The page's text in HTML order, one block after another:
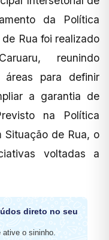
da Política
Rua foi realizado
reunindo
áreas para definir
a garantia de
na Política
Situação de Rua, o
voltadas a
direto no seu
o sininho.